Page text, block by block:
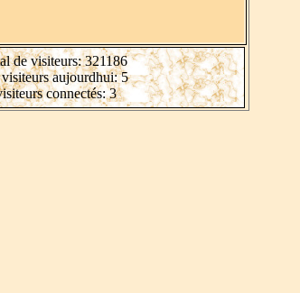
de visiteurs: 321186
aujourdhui: 5
connectés: 3